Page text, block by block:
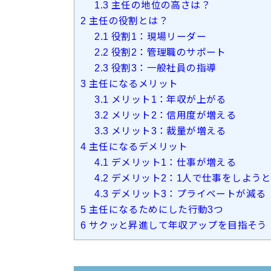
1.3 主任の地位の高さは？
2 主任の役割とは？
2.1 役割1：現場リーダー
2.2 役割2：管理職のサポート
2.3 役割3：一般社員の指導
3 主任になるメリット
3.1 メリット1：年収が上がる
3.2 メリット2：信用度が増える
3.3 メリット3：裁量が増える
4 主任になるデメリット
4.1 デメリット1：仕事が増える
4.2 デメリット2：1人で仕事をしよう
4.3 デメリット3：プライベートが減る
5 主任になるためにした行動3つ
6 サクッと昇進して年収アップを目指そう